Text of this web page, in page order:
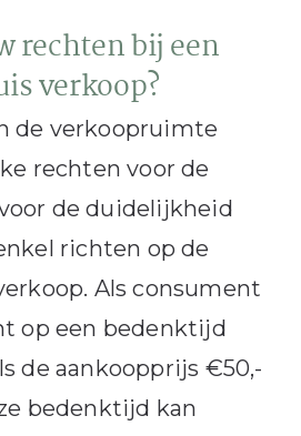
rechten bij een
verkoop?
de verkoopruimte
rechten voor de
de duidelijkheid
richten op de
Als consument
op een bedenktijd
de aankoopprijs €50,-
bedenktijd kan